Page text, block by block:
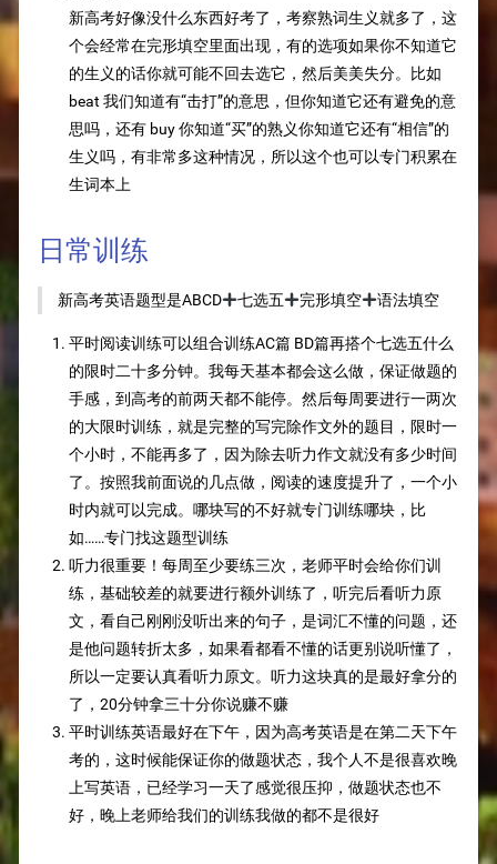
新高考好像没什么东西好考了，考察熟词生义就多了，这
个会经常在完形填空里面出现，有的选项如果你不知道它
的生义的话你就可能不回去选它，然后美美失分。比如
beat 我们知道有“击打”的意思，但你知道它还有避免的意
思吗，还有 buy 你知道“买”的熟义你知道它还有“相信”的
生义吗，有非常多这种情况，所以这个也可以专门积累在
生词本上
日常训练
新高考英语题型是ABCD➕七选五➕完形填空➕语法填空
平时阅读训练可以组合训练AC篇 BD篇再搭个七选五什么
的限时二十多分钟。我每天基本都会这么做，保证做题的
手感，到高考的前两天都不能停。然后每周要进行一两次
的大限时训练，就是完整的写完除作文外的题目，限时一
个小时，不能再多了，因为除去听力作文就没有多少时间
了。按照我前面说的几点做，阅读的速度提升了，一个小
时内就可以完成。哪块写的不好就专门训练哪块，比
如……专门找这题型训练
听力很重要！每周至少要练三次，老师平时会给你们训
练，基础较差的就要进行额外训练了，听完后看听力原
文，看自己刚刚没听出来的句子，是词汇不懂的问题，还
是他问题转折太多，如果看都看不懂的话更别说听懂了，
所以一定要认真看听力原文。听力这块真的是最好拿分的
了，20分钟拿三十分你说赚不赚
平时训练英语最好在下午，因为高考英语是在第二天下午
考的，这时候能保证你的做题状态，我个人不是很喜欢晚
上写英语，已经学习一天了感觉很压抑，做题状态也不
好，晚上老师给我们的训练我做的都不是很好